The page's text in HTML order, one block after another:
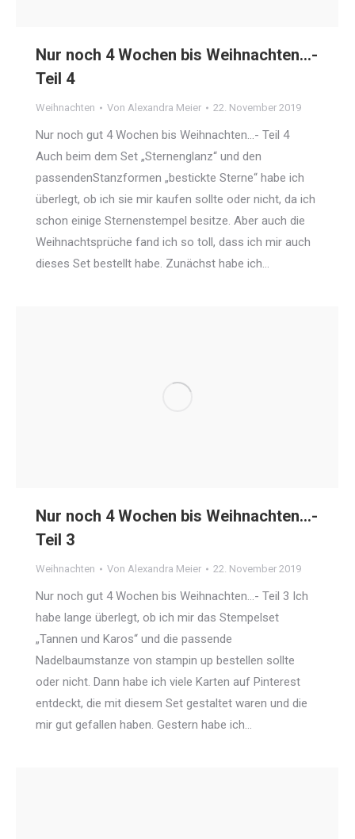
Nur noch 4 Wochen bis Weihnachten…-
Teil 4
Weihnachten Von Alexandra Meier 22. November 2019
Nur noch gut 4 Wochen bis Weihnachten…- Teil 4
Auch beim dem Set „Sternenglanz“ und den
passendenStanzformen „bestickte Sterne“ habe ich
überlegt, ob ich sie mir kaufen sollte oder nicht, da ich
schon einige Sternenstempel besitze. Aber auch die
Weihnachtsprüche fand ich so toll, dass ich mir auch
dieses Set bestellt habe. Zunächst habe ich…
Nur noch 4 Wochen bis Weihnachten…-
Teil 3
Weihnachten Von Alexandra Meier 22. November 2019
Nur noch gut 4 Wochen bis Weihnachten…- Teil 3 Ich
habe lange überlegt, ob ich mir das Stempelset
„Tannen und Karos“ und die passende
Nadelbaumstanze von stampin up bestellen sollte
oder nicht. Dann habe ich viele Karten auf Pinterest
entdeckt, die mit diesem Set gestaltet waren und die
mir gut gefallen haben. Gestern habe ich…